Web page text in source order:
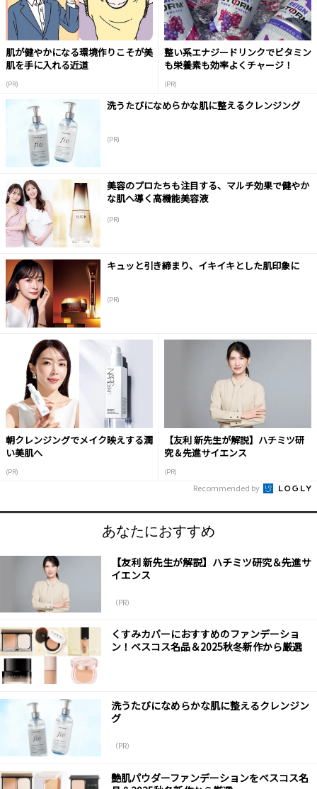
肌が健やかになる環境作りこそが美
肌を手に入れる近道
(PR)
整い系エナジードリンクでビタミン
も栄養素も効率よくチャージ！
(PR)
洗うたびになめらかな肌に整えるクレンジング
(PR)
美容のプロたちも注目する、マルチ効果で健やか
な肌へ導く高機能美容液
(PR)
キュッと引き締まり、イキイキとした肌印象に
(PR)
朝クレンジングでメイク映えする潤
い美肌へ
(PR)
【友利 新先生が解説】ハチミツ研
究＆先進サイエンス
(PR)
Recommended by
あなたにおすすめ
【友利 新先生が解説】ハチミツ研究＆先進サ
イエンス
（PR）
くすみカバーにおすすめのファンデーショ
ン！ベスコス名品＆2025秋冬新作から厳選
洗うたびになめらかな肌に整えるクレンジン
グ
（PR）
艶肌パウダーファンデーションをベスコス名